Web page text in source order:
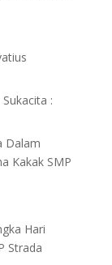
:
Dalam
Kakak SMP
Hari
Strada